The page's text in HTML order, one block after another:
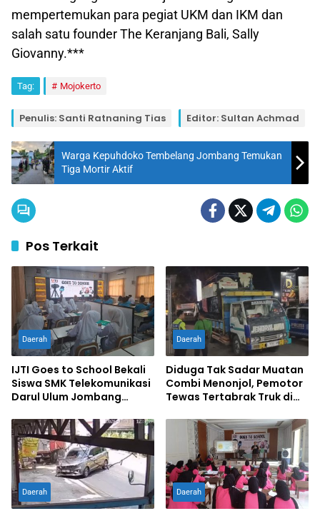
mempertemukan para pegiat UKM dan IKM dan
salah satu founder The Keranjang Bali, Sally
Giovanny.***
Tag: Mojokerto
Penulis: Santi Ratnaning Tias Editor: Sultan Achmad
Warga Kepuhdoko Tembelang Jombang Temukan
Tiga Mortir Aktif
Pos Terkait
Daerah
IJTI Goes to School Bekali
Siswa SMK Telekomunikasi
Darul Ulum Jombang
Daerah
Diduga Tak Sadar Muatan
Combi Menonjol, Pemotor
Tewas Tertabrak Truk di
Daerah Daerah